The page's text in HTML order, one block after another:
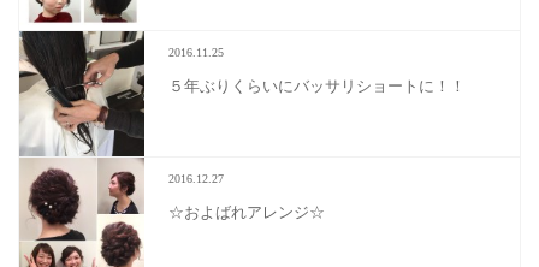
2016.11.25
５年ぶりくらいにバッサリショートに！！
2016.12.27
☆およばれアレンジ☆